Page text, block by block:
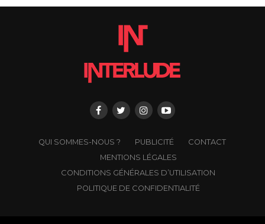
QUI SOMMES-NOUS ? PUBLICITÉ
CONTACT
MENTIONS LÉGALES
CONDITIONS GÉNÉRALES D’UTILISATION
POLITIQUE DE CONFIDENTIALITÉ